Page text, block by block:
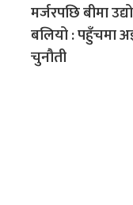
मर्जरपछि बीमा
बलियो : पहुँचमा
चुनौती